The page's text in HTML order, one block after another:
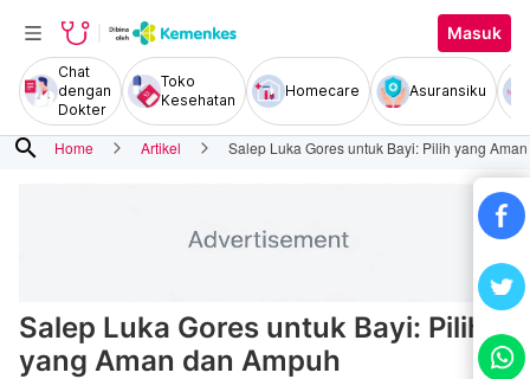
Masuk
Chat
dengan
Dokter
Toko
Kesehatan
Homecare Asuransiku
search Home Artikel Salep Luka Gores untuk Bayi: Pilih yang
Salep Luka Gores untuk Bayi: Pilih
yang Aman dan Ampuh